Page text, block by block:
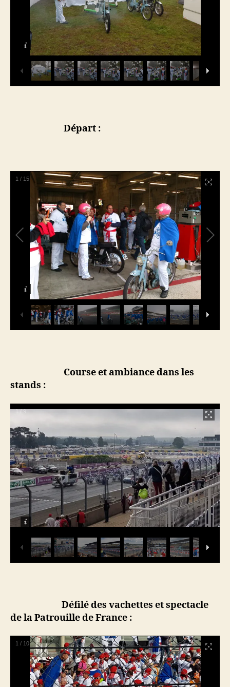
Départ :
1 / 15
Course et ambiance dans les
stands :
1/9
Défilé des vachettes et spectacle
de la Patrouille de France :
1 / 10